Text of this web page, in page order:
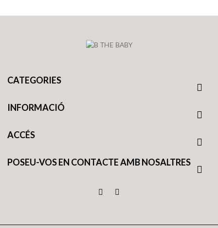
CATEGORIES

INFORMACIÓ

ACCÉS

POSEU-VOS EN CONTACTE AMB NOSALTRES
